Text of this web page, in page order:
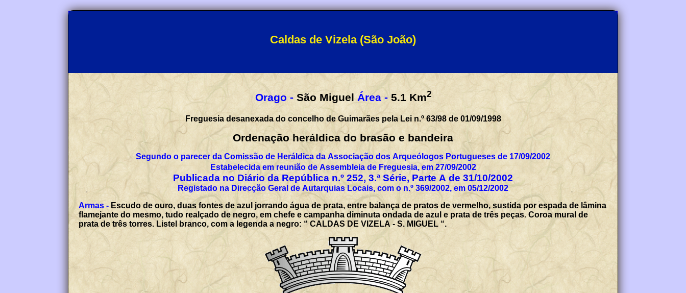
Caldas de Vizela (São João)
Orago - São Miguel Área - 5.1 Km2
Freguesia desanexada do concelho de Guimarães pela Lei n.º 63/98 de 01/09/1998
Ordenação heráldica do brasão e bandeira
Segundo o parecer da Comissão de Heráldica da Associação dos Arqueólogos Portugueses de 17/09/2002
Estabelecida em reunião de Assembleia de Freguesia, em 27/09/2002
Publicada no Diário da República n.º 252, 3.ª Série, Parte A de 31/10/2002
Registado na Direcção Geral de Autarquias Locais, com o n.º 369/2002, em 05/12/2002
Armas - Escudo de ouro, duas fontes de azul jorrando água de prata, entre balança de pratos de vermelho, sustida por espada de lâmina
flamejante do mesmo, tudo realçado de negro, em chefe e campanha diminuta ondada de azul e prata de três peças. Coroa mural de
prata de três torres. Listel branco, com a legenda a negro: “ CALDAS DE VIZELA - S. MIGUEL “.